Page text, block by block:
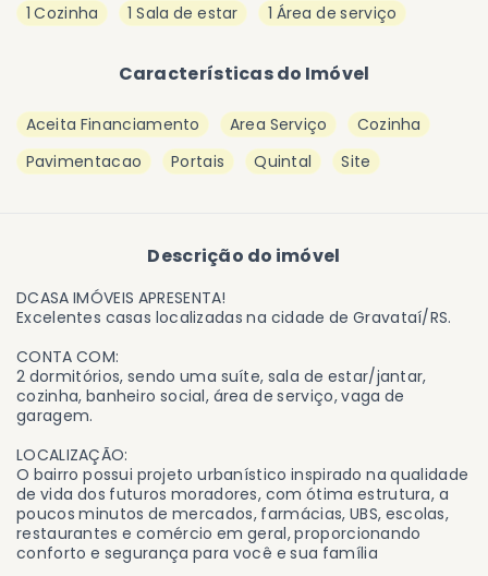
1 Cozinha
1 Sala de estar 1 Área de serviço
Características do Imóvel
Aceita Financiamento Area Serviço
Cozinha
Pavimentacao
Portais Quintal Site
Descrição do imóvel
DCASA IMÓVEIS APRESENTA!
Excelentes casas localizadas na cidade de Gravataí/RS.
CONTA COM:
2 dormitórios, sendo uma suíte, sala de estar/jantar,
cozinha, banheiro social, área de serviço, vaga de
garagem.
LOCALIZAÇÃO:
O bairro possui projeto urbanístico inspirado na qualidade
de vida dos futuros moradores, com ótima estrutura, a
poucos minutos de mercados, farmácias, UBS, escolas,
restaurantes e comércio em geral, proporcionando
conforto e segurança para você e sua família